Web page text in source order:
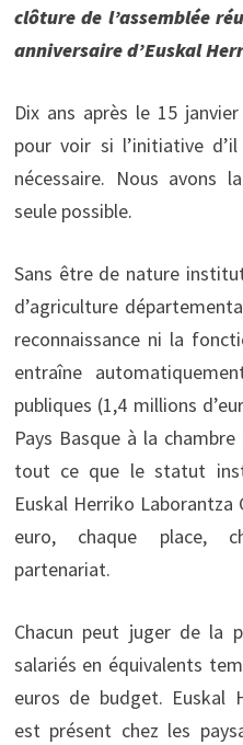
clôture de l’assemblée
anniversaire d’Euskal
Dix ans après le 15
pour voir si l’initiative
nécessaire. Nous avons
seule possible.
Sans être de nature
d’agriculture
reconnaissance ni la
entraîne
publiques (1,4 millions
Pays Basque à la
tout ce que le statut
Euskal Herriko Laborantza
euro, chaque place,
partenariat.
Chacun peut juger de la
salariés en équivalents
euros de budget. Euskal
est présent chez les